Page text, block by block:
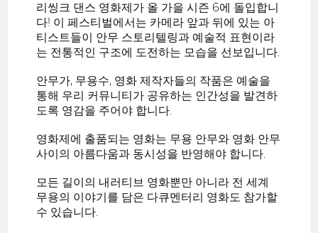
리씽크 댄스 영화제가 올 가을 시즌 6에 돌입합니
다! 이 페스티벌에서는 카메라 앞과 뒤에 있는 아
티스트들이 안무 스토리텔링과 예술적 표현이라
는 전통적인 구조에 도전하는 모습을 선보입니다.
안무가, 무용수, 영화 제작자들의 작품은 예술을
통해 우리 커뮤니티가 공유하는 인간성을 발견하
도록 영감을 주어야 합니다.
영화제에 출품되는 영화는 무용 안무와 영화 안무
사이의 아름다움과 동시성을 반영해야 합니다.
모든 길이의 내러티브 영화뿐만 아니라 전 세계
무용의 이야기를 담은 다큐멘터리 영화도 참가할
수 있습니다.